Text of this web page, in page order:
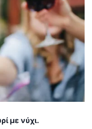
με νύχι.